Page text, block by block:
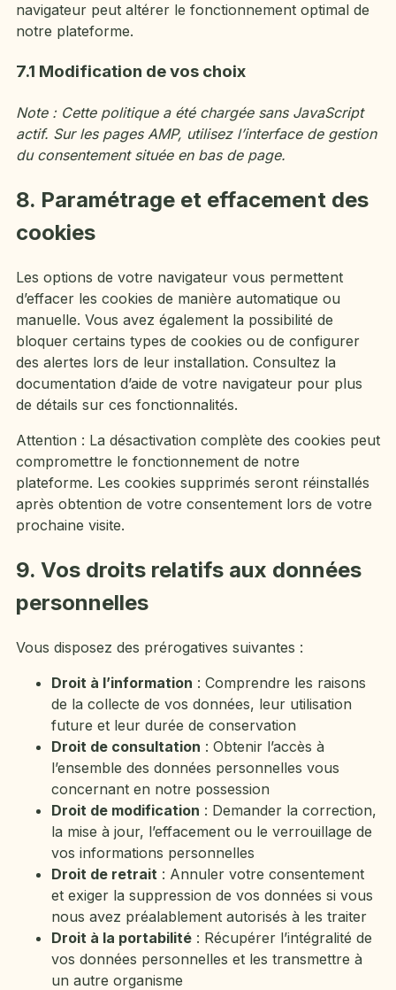
navigateur peut altérer le fonctionnement optimal de
notre plateforme.
7.1 Modification de vos choix
Note : Cette politique a été chargée sans JavaScript
actif. Sur les pages AMP, utilisez l’interface de gestion
du consentement située en bas de page.
8. Paramétrage et effacement des
cookies
Les options de votre navigateur vous permettent
d’effacer les cookies de manière automatique ou
manuelle. Vous avez également la possibilité de
bloquer certains types de cookies ou de configurer
des alertes lors de leur installation. Consultez la
documentation d’aide de votre navigateur pour plus
de détails sur ces fonctionnalités.
Attention : La désactivation complète des cookies peut
compromettre le fonctionnement de notre
plateforme. Les cookies supprimés seront réinstallés
après obtention de votre consentement lors de votre
prochaine visite.
9. Vos droits relatifs aux données
personnelles
Vous disposez des prérogatives suivantes :
Droit à l’information : Comprendre les raisons
de la collecte de vos données, leur utilisation
future et leur durée de conservation
Droit de consultation : Obtenir l’accès à
l’ensemble des données personnelles vous
concernant en notre possession
Droit de modification : Demander la correction,
la mise à jour, l’effacement ou le verrouillage de
vos informations personnelles
Droit de retrait : Annuler votre consentement
et exiger la suppression de vos données si vous
nous avez préalablement autorisés à les traiter
Droit à la portabilité : Récupérer l’intégralité de
vos données personnelles et les transmettre à
un autre organisme